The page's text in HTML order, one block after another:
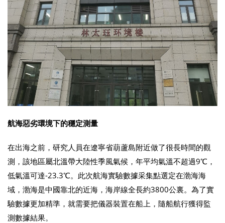
航海惡劣環境下的穩定測量
在出海之前，研究人員在遼寧省葫蘆島附近做了很長時間的觀
測，該地區屬北溫帶大陸性季風氣候，年平均氣溫不超過9℃，
低氣溫可達-23.3℃。此次航海實驗數據采集點選定在渤海海
域，渤海是中國靠北的近海，海岸線全長約3800公裏。為了實
驗數據更加精準，就需要把儀器裝置在船上，隨船航行獲得監
測數據結果。